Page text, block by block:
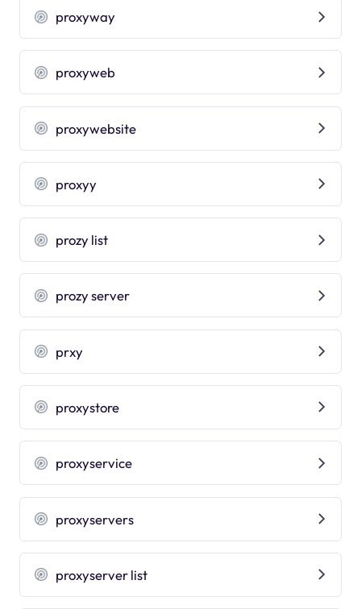
proxyway
proxyweb
proxywebsite
proxyy
prozy list
prozy server
prxy
proxystore
proxyservice
proxyservers
proxyserver list